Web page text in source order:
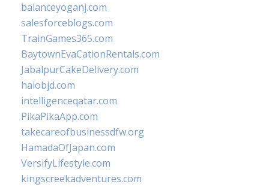
balanceyoganj.com
salesforceblogs.com
TrainGames365.com
BaytownEvaCationRentals.com
JabalpurCakeDelivery.com
halobjd.com
intelligenceqatar.com
PikaPikaApp.com
takecareofbusinessdfw.org
HamadaOfJapan.com
VersifyLifestyle.com
kingscreekadventures.com